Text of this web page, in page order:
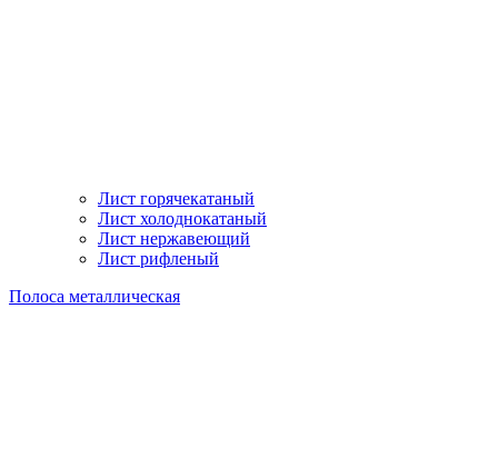
Лист горячекатаный
Лист холоднокатаный
Лист нержавеющий
Лист рифленый
Полоса металлическая